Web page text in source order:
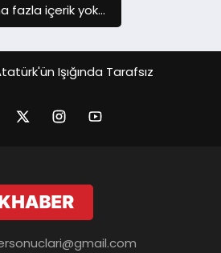
fazla içerik yok...
Işığında Tarafsız